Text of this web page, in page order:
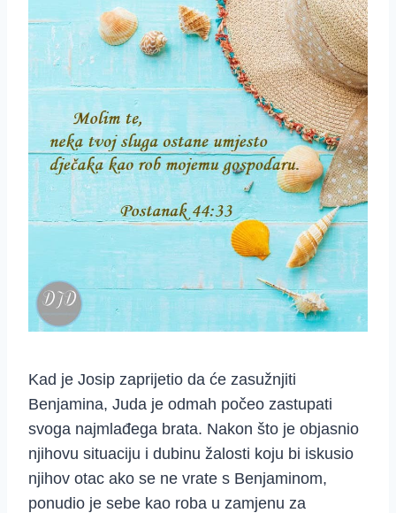
Kad je Josip zaprijetio da će zasužnjiti
Benjamina, Juda je odmah počeo zastupati
svoga najmlađega brata. Nakon što je objasnio
njihovu situaciju i dubinu žalosti koju bi iskusio
njihov otac ako se ne vrate s Benjaminom,
ponudio je sebe kao roba u zamjenu za